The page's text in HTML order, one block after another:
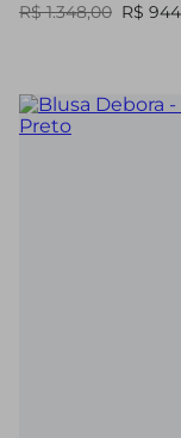
R$ 1.348,00 R$